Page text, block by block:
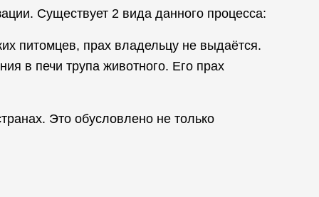
Существует 2 вида данного процесса:
питомцев, прах владельцу не выдаётся.
в печи трупа животного. Его прах
Это обусловлено не только